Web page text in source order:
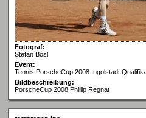
Fotograf:
Stefan Bösl
Event:
Tennis PorscheCup 2008 Ingolstadt
Bildbeschreibung:
PorscheCup 2008 Phillip Regnat